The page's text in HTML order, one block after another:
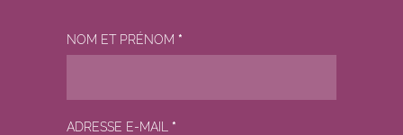
NOM ET PRÉNOM *
ADRESSE E-MAIL *